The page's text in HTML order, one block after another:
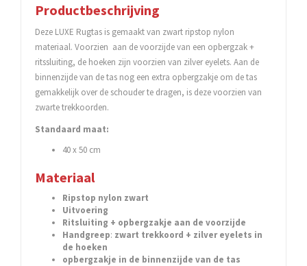
Productbeschrijving
Deze LUXE Rugtas is gemaakt van zwart ripstop nylon
materiaal. Voorzien aan de voorzijde van een opbergzak +
ritssluiting, de hoeken zijn voorzien van zilver eyelets. Aan de
binnenzijde van de tas nog een extra opbergzakje om de tas
gemakkelijk over de schouder te dragen, is deze voorzien van
zwarte trekkoorden.
Standaard maat:
40 x 50 cm
Materiaal
Ripstop nylon zwart
Uitvoering
Ritsluiting + opbergzakje aan de voorzijde
Handgreep: zwart trekkoord + zilver eyelets in
de hoeken
opbergzakje in de binnenzijde van de tas